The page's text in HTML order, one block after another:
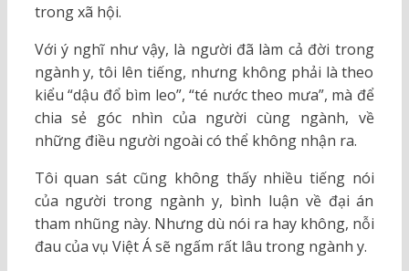
trong xã hội.
Với ý nghĩ như vậy, là người đã làm cả đời trong
ngành y, tôi lên tiếng, nhưng không phải là theo
kiểu “dậu đổ bìm leo”, “té nước theo mưa”, mà để
chia sẻ góc nhìn của người cùng ngành, về
những điều người ngoài có thể không nhận ra.
Tôi quan sát cũng không thấy nhiều tiếng nói
của người trong ngành y, bình luận về đại án
tham nhũng này. Nhưng dù nói ra hay không, nỗi
đau của vụ Việt Á sẽ ngấm rất lâu trong ngành y.